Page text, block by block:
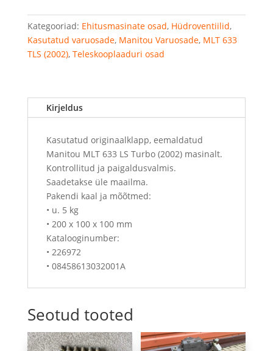
Kategooriad: Ehitusmasinate osad, Hüdroventiilid,
Kasutatud varuosade, Manitou Varuosade, MLT 633
TLS (2002), Teleskooplaaduri osad
Kirjeldus
Kasutatud originaalklapp, eemaldatud
Manitou MLT 633 LS Turbo (2002) masinalt.
Kontrollitud ja paigaldusvalmis.
Saadetakse üle maailma.
Pakendi kaal ja mõõtmed:
• u. 5 kg
• 200 x 100 x 100 mm
Katalooginumber:
• 226972
• 08458613032001A
Seotud tooted